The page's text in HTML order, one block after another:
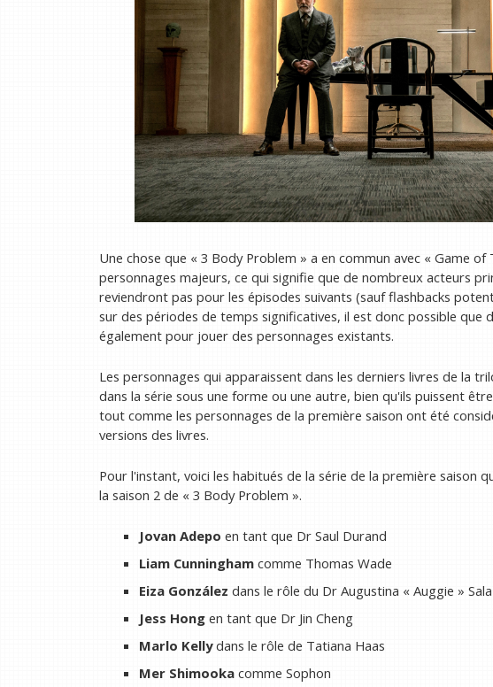
Une chose que « 3 Body Problem » a en commun avec « Game
personnages majeurs, ce qui signifie que de nombreux acteurs
reviendront pas pour les épisodes suivants (sauf flashbacks
sur des périodes de temps significatives, il est donc possible que
également pour jouer des personnages existants.
Les personnages qui apparaissent dans les derniers livres de la
dans la série sous une forme ou une autre, bien qu'ils puissent
tout comme les personnages de la première saison ont été
versions des livres.
Pour l'instant, voici les habitués de la série de la première saison
la saison 2 de « 3 Body Problem ».
Jovan Adepo en tant que Dr Saul Durand
Liam Cunninghamcomme Thomas Wade
Eiza González dans le rôle du Dr Augustina « Auggie »
Jess Hongen tant que Dr Jin Cheng
Marlo Kellydans le rôle de Tatiana Haas
Mer Shimookacomme Sophon